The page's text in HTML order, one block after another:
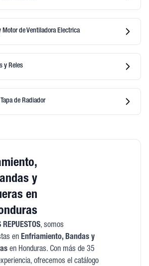
Motor de Ventiladora Electrica
y Reles
de Radiador
y
en
REPUESTOS, somos
en Enfriamiento, Bandas y
en Honduras. Con más de 35
ofrecemos el catálogo